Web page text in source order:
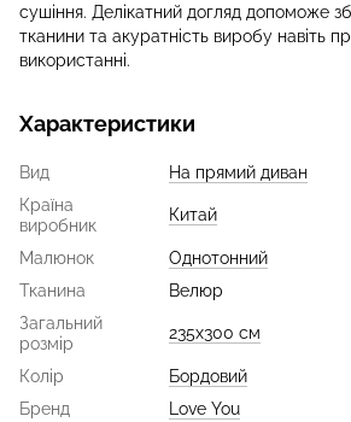
сушіння. Делікатний догляд допоможе
тканини та акуратність виробу навіть
використанні.
Характеристики
Вид
На прямий диван
Країна
виробник
Китай
Малюнок
Однотонний
Тканина
Велюр
Загальний
розмір
235x300 см
Колір
Бордовий
Бренд
Love You